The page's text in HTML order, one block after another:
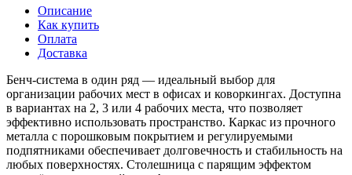
Описание
Как купить
Оплата
Доставка
Бенч-система в один ряд — идеальный выбор для
организации рабочих мест в офисах и коворкингах. Доступна
в вариантах на 2, 3 или 4 рабочих места, что позволяет
эффективно использовать пространство. Каркас из прочного
металла с порошковым покрытием и регулируемыми
подпятниками обеспечивает долговечность и стабильность на
любых поверхностях. Столешница с парящим эффектом